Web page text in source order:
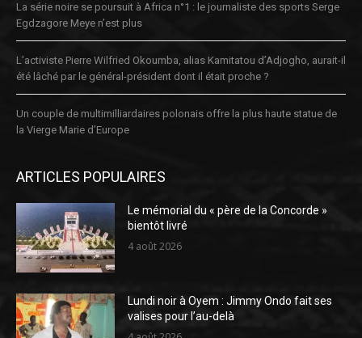
La série noire se poursuit à Africa n°1 : le journaliste des sports Serge
Egdzagore Meye n’est plus
L’activiste Pierre Wilfried Okoumba, alias Kamitatou d’Adjogho, aurait-il
été lâché par le général-président dont il était proche ?
Un couple de multimilliardaires polonais offre la plus haute statue de
la Vierge Marie d’Europe
ARTICLES POPULAIRES
Le mémorial du « père de la Concorde »
bientôt livré
4 août 2026
Lundi noir à Oyem : Jimmy Ondo fait ses
valises pour l’au-delà